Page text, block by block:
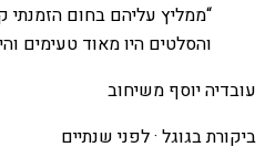
“ממליץ עליהם בחום הזמנתי
והסלטים היו מאוד טעימים
עובדיה יוסף משיחוב
ביקורת בגוגל ·לפני שנתיים